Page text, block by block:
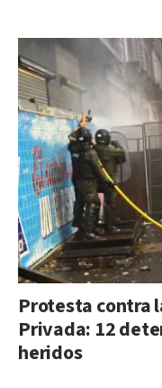
Protesta contra
Privada: 12
heridos